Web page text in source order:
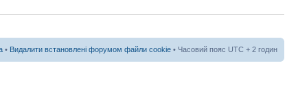
• Видалити встановлені форумом файли cookie • Часовий пояс UTC + 2 годин